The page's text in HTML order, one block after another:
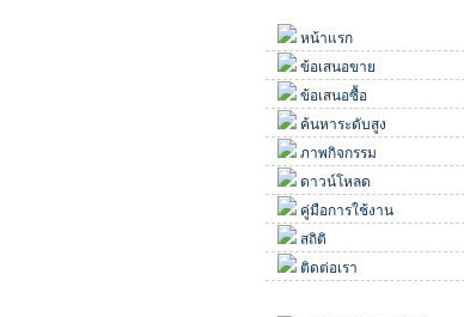
หน้าแรก
ข้อเสนอขาย
ข้อเสนอซื้อ
ค้นหาระดับสูง
ภาพกิจกรรม
ดาวน์โหลด
คู่มือการใช้งาน
สถิติ
ติดต่อเรา